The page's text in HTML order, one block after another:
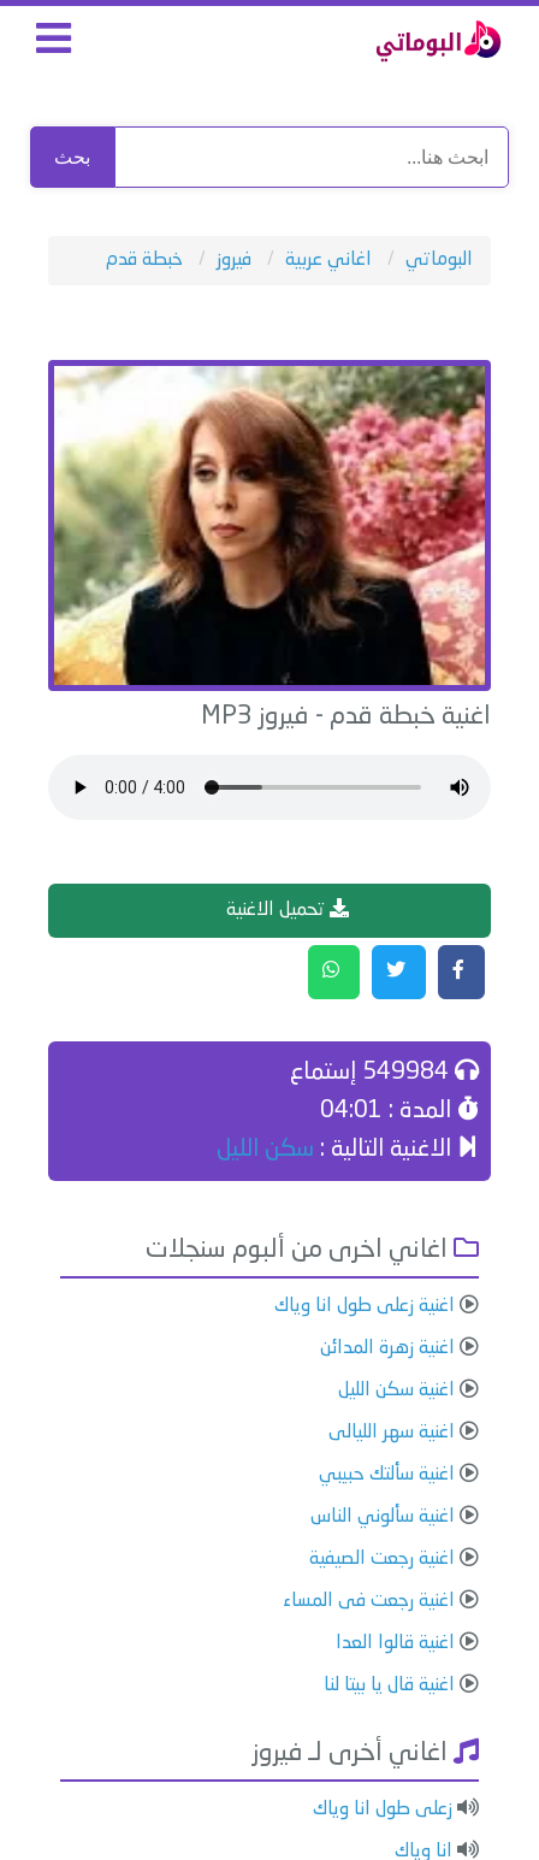
بحث
البوماتي اغاني عربية فيروز خبطة قدم
اغنية خبطة قدم - فيروز
تحميل الاغنية
المدة : 04:01
الاغنية التالية : سكن الليل
اغاني اخرى من ألبوم سنجلات
اغنية زعلى طول انا وياك
اغنية زهرة المدائن
اغنية سكن الليل
اغنية سهر الليالى
اغنية سألتك حبيبي
اغنية سألوني الناس
اغنية رجعت الصيفية
اغنية رجعت فى المساء
اغنية قالوا العدا
اغنية قال يا بيتا لنا
اغاني أخرى لـ فيروز
زعلى طول انا وياك
انا وياك